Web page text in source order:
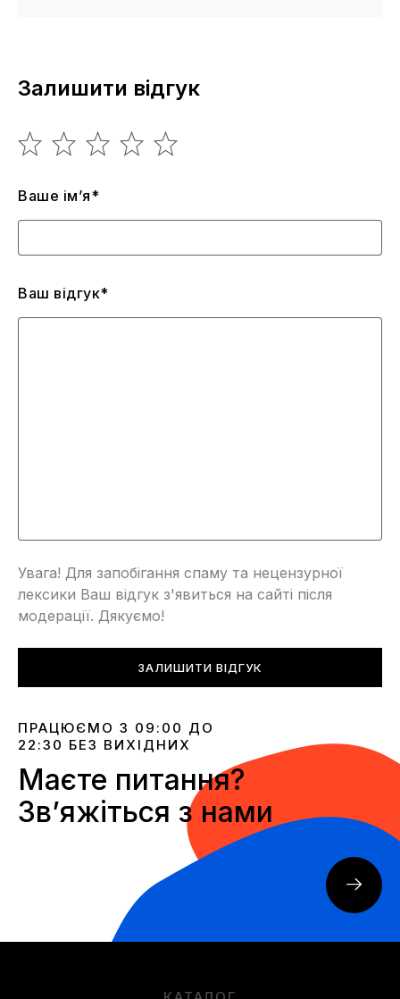
Залишити відгук
Ваше ім’я*
Ваш відгук*
Увага! Для запобігання спаму та нецензурної
лексики Ваш відгук з'явиться на сайті після
модерації. Дякуємо!
ЗАЛИШИТИ ВІДГУК
ПРАЦЮЄМО З 09:00 ДО
22:30 БЕЗ ВИХІДНИХ
Маєте питання?
Звʼяжіться з нами